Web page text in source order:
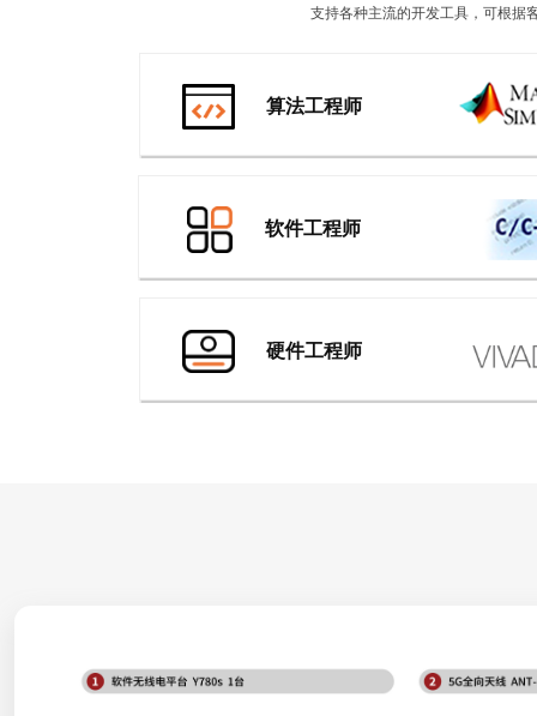
支持各种主流的开发工具，可根据
算法工程师
软件工程师
硬件工程师